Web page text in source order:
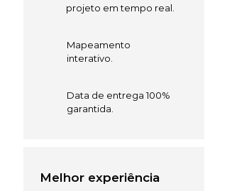
projeto em tempo real.
Mapeamento
interativo.
Data de entrega 100%
garantida.
Melhor experiência